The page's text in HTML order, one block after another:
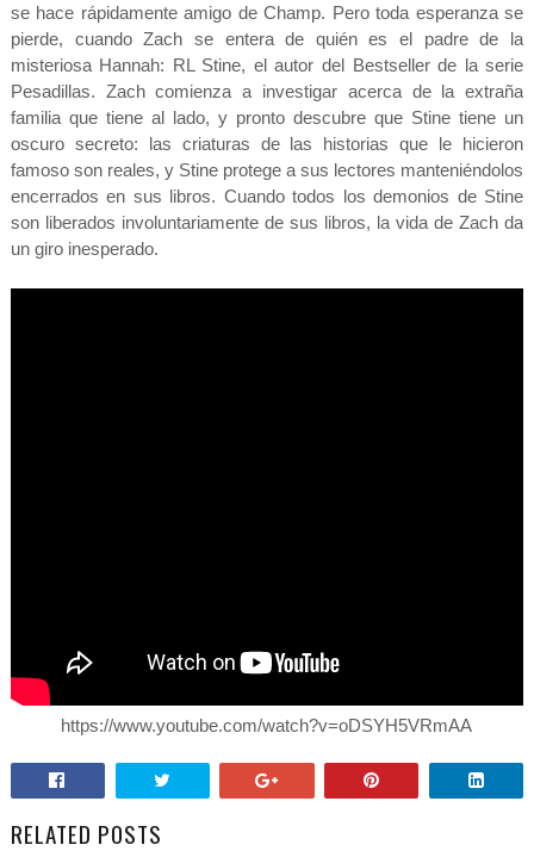
se hace rápidamente amigo de Champ. Pero toda esperanza se
pierde, cuando Zach se entera de quién es el padre de la
misteriosa Hannah: RL Stine, el autor del Bestseller de la serie
Pesadillas. Zach comienza a investigar acerca de la extraña
familia que tiene al lado, y pronto descubre que Stine tiene un
oscuro secreto: las criaturas de las historias que le hicieron
famoso son reales, y Stine protege a sus lectores manteniéndolos
encerrados en sus libros. Cuando todos los demonios de Stine
son liberados involuntariamente de sus libros, la vida de Zach da
un giro inesperado.
https://www.youtube.com/watch?v=oDSYH5VRmAA
RELATED POSTS